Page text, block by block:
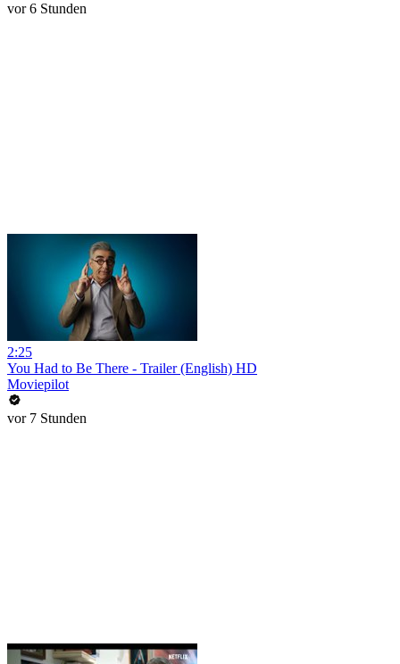
vor 6 Stunden
2:25
You Had to Be There - Trailer (English) HD
Moviepilot
vor 7 Stunden